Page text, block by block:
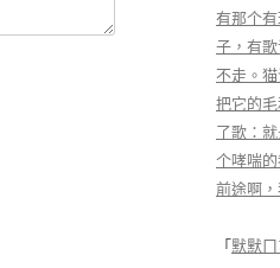
有那个
子，有
不走。
把它的
了歌：
个哮喘
前途啊，
「 默默ㄇ